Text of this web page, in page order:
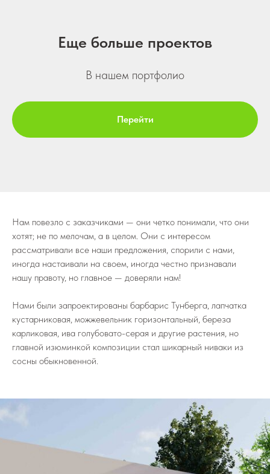
Еще больше проектов
В нашем портфолио
Перейти
Нам повезло с заказчиками — они четко понимали, что они
хотят; не по мелочам, а в целом. Они с интересом
рассматривали все наши предложения, спорили с нами,
иногда настаивали на своем, иногда честно признавали
нашу правоту, но главное — доверяли нам!
Нами были запроектированы барбарис Тунберга, лапчатка
кустарниковая, можжевельник горизонтальный, береза
карликовая, ива голубовато-серая и другие растения, но
главной изюминкой композиции стал шикарный ниваки из
сосны обыкновенной.